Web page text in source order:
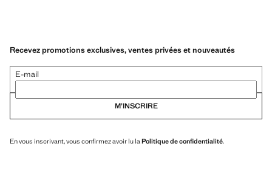
Recevez promotions exclusives, ventes privées et nouveautés
E-mail
M’INSCRIRE
En vous inscrivant, vous confirmez avoir lu la Politique de confidentialité.